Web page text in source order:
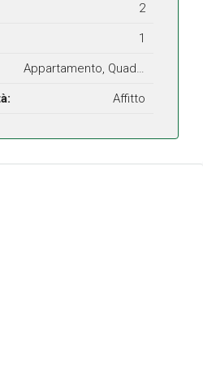
2
1
Appartamento, Quadrilocale
Affitto